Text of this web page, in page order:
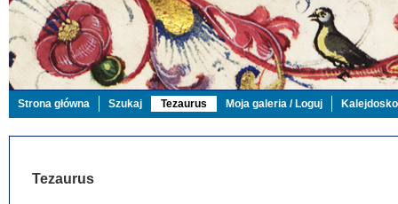
Strona główna Szukaj Tezaurus Moja galeria / Loguj
Tezaurus